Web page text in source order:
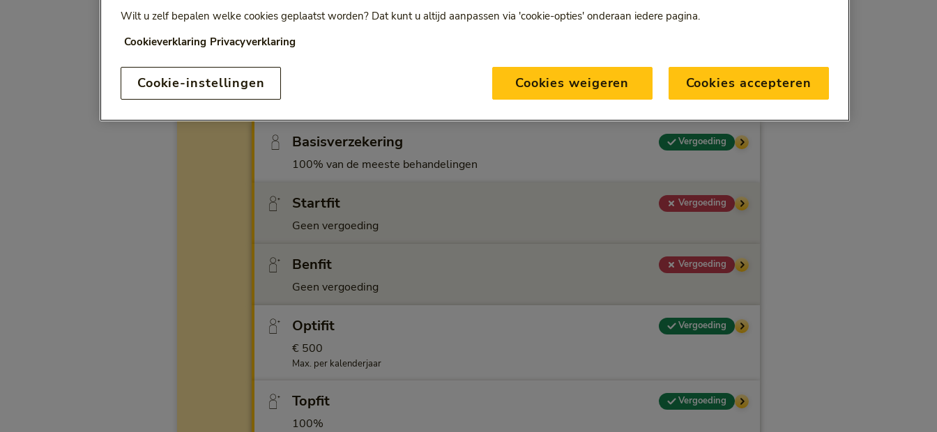
Vergoeding per verzekering bij Vrije
Keuze
Basisverzekering Vergoeding
100% van de meeste behandelingen
Startfit Vergoeding
Geen vergoeding
Benfit Vergoeding
Geen vergoeding
Optifit Vergoeding
€ 500
Max. per kalenderjaar
Topfit Vergoeding
100%
Wilt u zelf bepalen welke cookies geplaatst worden? Dat kunt u altijd aanpassen via 'cookie-opties' onderaan iedere pagina.
Cookieverklaring Privacyverklaring
Cookie-instellingen Cookies weigeren Cookies accepteren